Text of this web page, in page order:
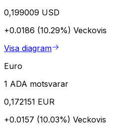
0,199009 USD
+0.0186 (10.29%) Veckovis
Visa diagram
Euro
1 ADA motsvarar
0,172151 EUR
+0.0157 (10.03%) Veckovis